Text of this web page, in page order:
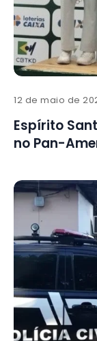
12 de maio de
Espírito
no Pan-